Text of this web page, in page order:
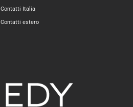
Contatti Italia
Contatti estero